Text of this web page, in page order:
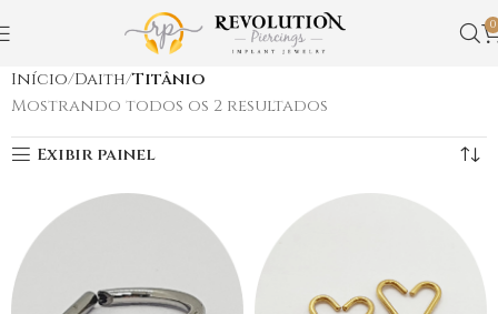
0
Início Daith Titânio
Mostrando todos os 2 resultados
Exibir painel